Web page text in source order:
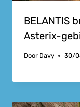
BELANTIS
Asterix-
Door Davy 30/